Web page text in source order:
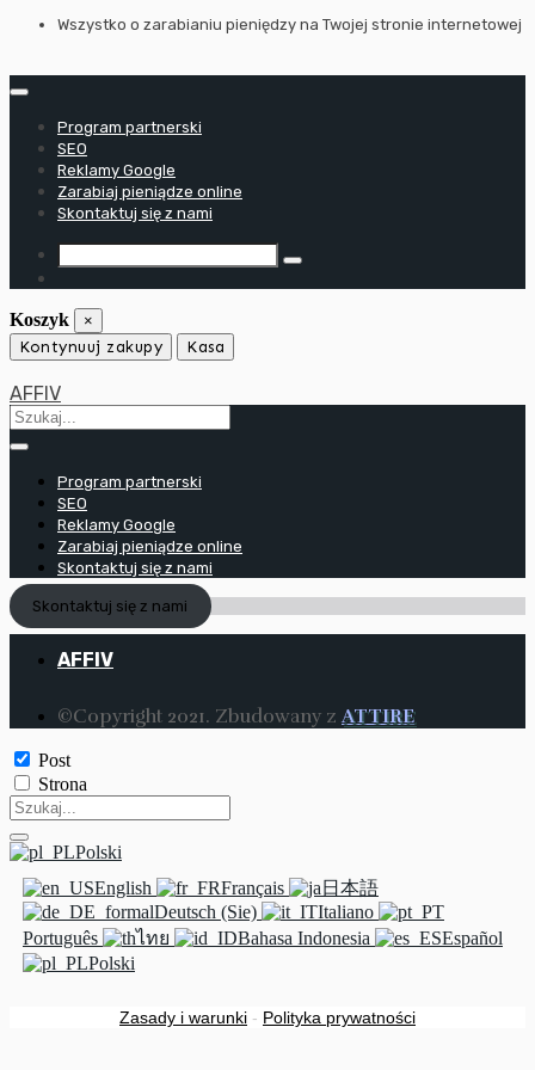
PrzejdźWszystko o zarabianiu pieniędzy na Twojej stronie internetowej
Program partnerski
SEO
Reklamy Google
Zarabiaj pieniądze online
Skontaktuj się z nami
Koszyk ×
Kontynuuj zakupy Kasa
AFFIV
Program partnerski
SEO
Reklamy Google
Zarabiaj pieniądze online
Skontaktuj się z nami
Skontaktuj się z nami
AFFIV
©Copyright 2021. Zbudowany z ATTIRE
Post
Strona
Polski
English
Français
日本語
Deutsch (Sie)
Italiano
Português
ไทย Bahasa Indonesia
Español
Polski
Zasady i warunki - Polityka prywatności